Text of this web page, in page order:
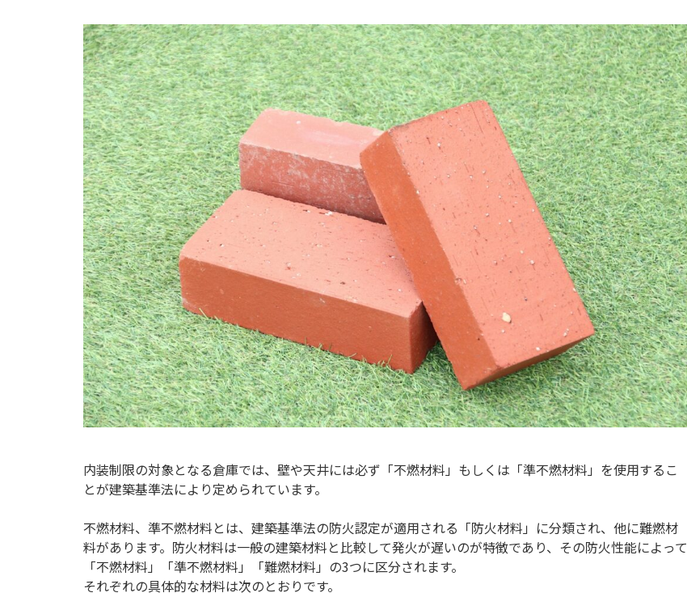
内装制限の対象となる倉庫では、壁や天井には必ず「不燃材料」もしくは「準不燃材料」を使用するこ
とが建築基準法により定められています。
不燃材料、準不燃材料とは、建築基準法の防火認定が適用される「防火材料」に分類され、他に難燃材
料があります。防火材料は一般の建築材料と比較して発火が遅いのが特徴であり、その防火性能によって
「不燃材料」「準不燃材料」「難燃材料」の3つに区分されます。
それぞれの具体的な材料は次のとおりです。